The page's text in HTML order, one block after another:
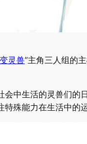
灵兽”主角三人组的
会中生活的灵兽们的
殊能力在生活中的